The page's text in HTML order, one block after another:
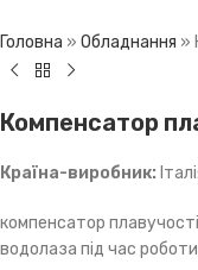
Головна » Обладнання »
Компенсатор
Країна-виробник:
компенсатор
водолаза під час